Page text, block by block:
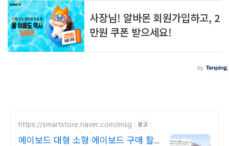
https://smartstore.naver.com/imsg 광고
에이보드 대형 소형 에이보드 구매 할